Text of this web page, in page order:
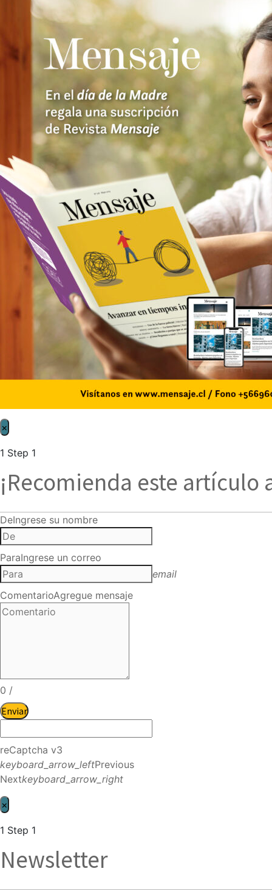
×
1 Step 1
¡Recomienda este artículo
DeIngrese su nombre
ParaIngrese un correo
email
ComentarioAgregue mensaje
0 /
Enviar
reCaptcha v3
keyboard_arrow_leftPrevious
Nextkeyboard_arrow_right
×
1 Step 1
Newsletter